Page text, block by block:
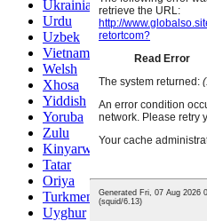
Ukrainian
Urdu
Uzbek
Vietnamese
Welsh
Xhosa
Yiddish
Yoruba
Zulu
Kinyarwanda
Tatar
Oriya
Turkmen
Uyghur